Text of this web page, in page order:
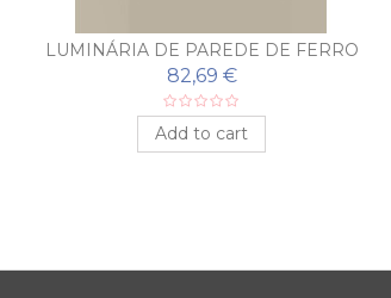
LUMINÁRIA DE PAREDE DE FERRO
FORJADO MODERNA CELOSÍA
82,69 €
Add to cart